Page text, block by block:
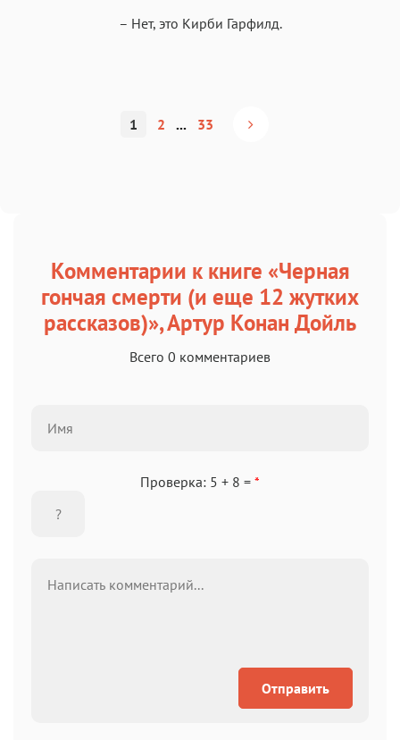
– Нет, это Кирби Гарфилд.
1 2 ... 33
Комментарии к книге «Черная
гончая смерти (и еще 12 жутких
рассказов)», Артур Конан Дойль
Всего 0 комментариев
Проверка: 5 + 8 = *
Отправить